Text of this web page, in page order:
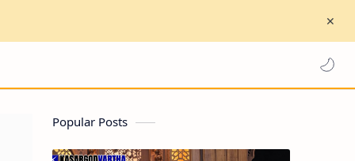
Popular Posts